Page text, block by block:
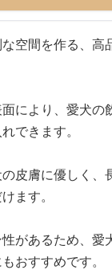
空間を作る、高
により、愛犬の
できます。
皮膚に優しく、
ます。
があるため、愛
おすすめです。